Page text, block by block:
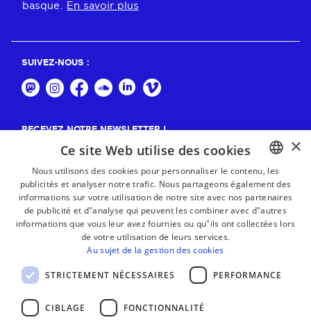
basque.
En savoir plus
SUIVEZ-NOUS :
RECEVEZ NOTRE NEWSLETTER !
BASQUE
FRENCH
×
Ce site Web utilise des cookies
Nous utilisons des cookies pour personnaliser le contenu, les
publicités et analyser notre trafic. Nous partageons également des
informations sur votre utilisation de notre site avec nos partenaires
de publicité et d"analyse qui peuvent les combiner avec d"autres
informations que vous leur avez fournies ou qu"ils ont collectées lors
de votre utilisation de leurs services.
Au sujet de la gestion des cookies
STRICTEMENT NÉCESSAIRES PERFORMANCE
CIBLAGE FONCTIONNALITÉ